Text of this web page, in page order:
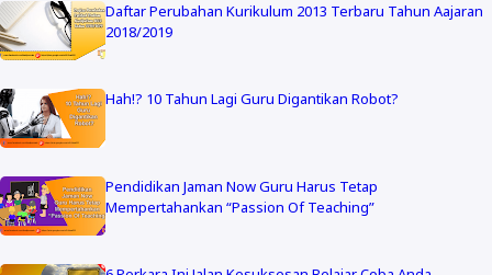
Daftar Perubahan Kurikulum 2013 Terbaru Tahun Aajaran
2018/2019
Hah!? 10 Tahun Lagi Guru Digantikan Robot?
Pendidikan Jaman Now Guru Harus Tetap
Mempertahankan “Passion Of Teaching”